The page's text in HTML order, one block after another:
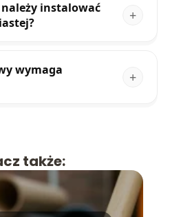
instalować
wymaga
także: